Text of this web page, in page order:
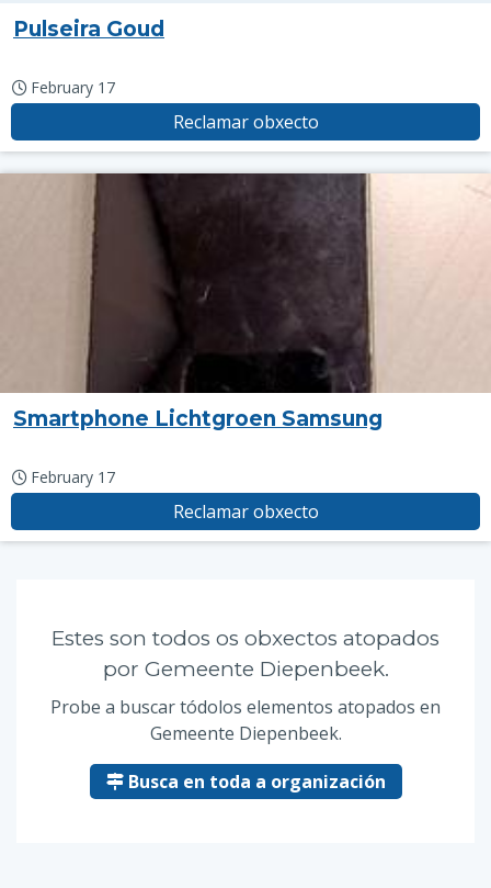
Pulseira Goud
February 17
Reclamar obxecto
Smartphone Lichtgroen Samsung
February 17
Reclamar obxecto
Estes son todos os obxectos atopados
por Gemeente Diepenbeek.
Probe a buscar tódolos elementos atopados en
Gemeente Diepenbeek.
Busca en toda a organización